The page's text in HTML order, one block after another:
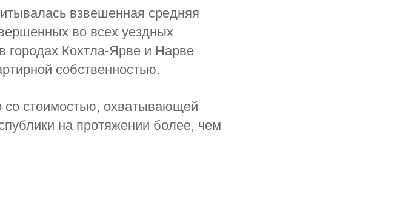
взвешенная средняя
во всех уездных
городах Кохтла-Ярве и Нарве
собственностью.
стоимостью, охватывающей
на протяжении более, чем